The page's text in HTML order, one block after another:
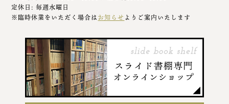
定休日: 毎週水曜日
※臨時休業をいただく場合はお知らせ よりご案内いたします